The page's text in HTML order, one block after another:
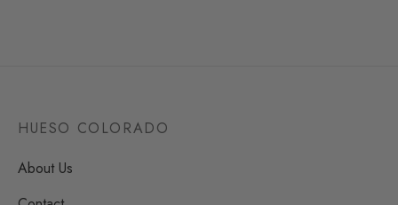
HUESO COLORADO
About Us